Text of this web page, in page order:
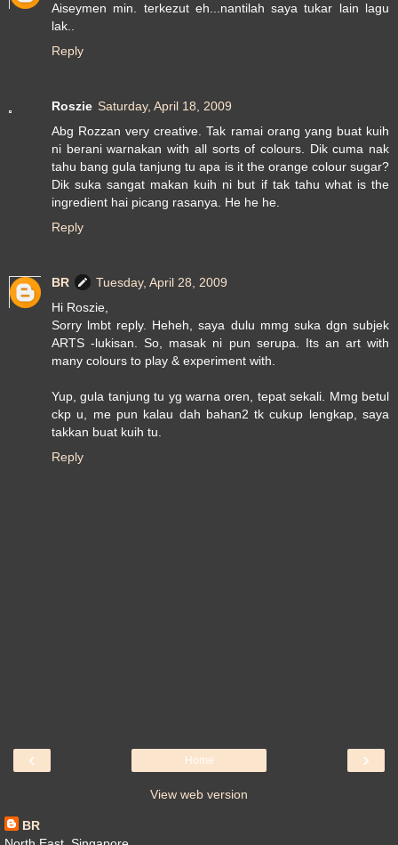
Aiseymen min. terkezut eh...nantilah saya tukar lain lagu
lak..
Reply
Roszie Saturday, April 18, 2009
Abg Rozzan very creative. Tak ramai orang yang buat kuih
ni berani warnakan with all sorts of colours. Dik cuma nak
tahu bang gula tanjung tu apa is it the orange colour sugar?
Dik suka sangat makan kuih ni but if tak tahu what is the
ingredient hai picang rasanya. He he he.
Reply
BR
Tuesday, April 28, 2009
Hi Roszie,
Sorry lmbt reply. Heheh, saya dulu mmg suka dgn subjek
ARTS -lukisan. So, masak ni pun serupa. Its an art with
many colours to play & experiment with.
Yup, gula tanjung tu yg warna oren, tepat sekali. Mmg betul
ckp u, me pun kalau dah bahan2 tk cukup lengkap, saya
takkan buat kuih tu.
Reply
‹ ›
Home
View web version
BR